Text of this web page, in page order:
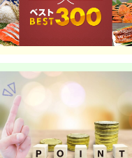
ポン
分）有効期
ール発
宿泊 観光
ホテル 旅館
子供 子連れ
家族 店頭 オ
ネット 電話
5.0
400円分×22枚【株式
会社日比谷花壇】
[AKBO002]
5.0
31,000円